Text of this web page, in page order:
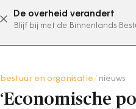
De overheid verandert
Blijf bij met de Binnenlands
abonneer
bestuur en organisatie nieuws
‘Economische